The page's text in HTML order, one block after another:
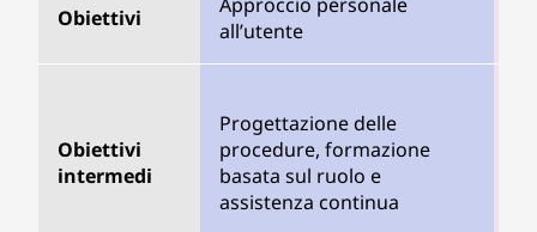
Obiettivi
all’utente
Obiettivi
intermedi
Progettazione delle
procedure, formazione
basata sul ruolo e
assistenza continua